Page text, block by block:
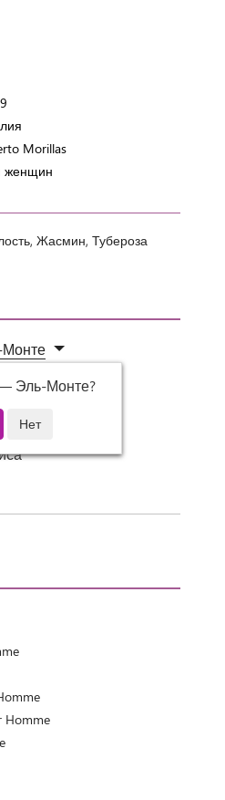
Эль-Монте?
от 3000 руб.
Homme
Morillas
женщин
Жасмин, Тубероза